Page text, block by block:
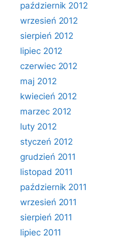
październik 2012
wrzesień 2012
sierpień 2012
lipiec 2012
czerwiec 2012
maj 2012
kwiecień 2012
marzec 2012
luty 2012
styczeń 2012
grudzień 2011
listopad 2011
październik 2011
wrzesień 2011
sierpień 2011
lipiec 2011